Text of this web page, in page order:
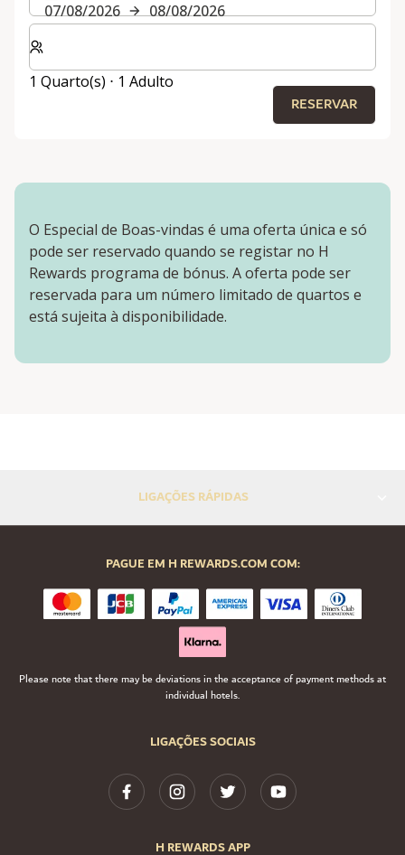
07/08/2026
08/08/2026
Selecionar o número de quartos e de hóspedes para a
1 Quarto(s) ⋅ 1 Adulto
RESERVAR
O Especial de Boas-vindas é uma oferta única e só
pode ser reservado quando se registar no H
Rewards programa de bónus. A oferta pode ser
reservada para um número limitado de quartos e
está sujeita à disponibilidade.
LIGAÇÕES RÁPIDAS
LIGAÇÕES SOCIAIS
H REWARDS APP
PAGUE EM H REWARDS.COM COM:
Please note that there may be deviations in the acceptance of payment methods at
individual hotels.